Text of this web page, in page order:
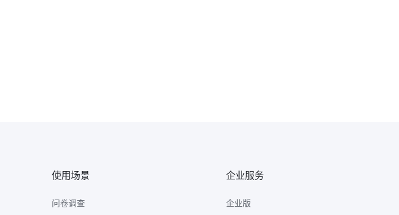
使用场景
问卷调查
企业服务
企业版